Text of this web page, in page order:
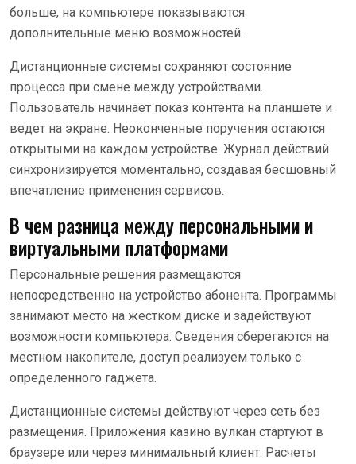
больше, на компьютере показываются
дополнительные меню возможностей.
Дистанционные системы сохраняют состояние
процесса при смене между устройствами.
Пользователь начинает показ контента на планшете и
ведет на экране. Неоконченные поручения остаются
открытыми на каждом устройстве. Журнал действий
синхронизируется моментально, создавая бесшовный
впечатление применения сервисов.
В чем разница между персональными и
виртуальными платформами
Персональные решения размещаются
непосредственно на устройство абонента. Программы
занимают место на жестком диске и задействуют
возможности компьютера. Сведения сберегаются на
местном накопителе, доступ реализуем только с
определенного гаджета.
Дистанционные системы действуют через сеть без
размещения. Приложения казино вулкан стартуют в
браузере или через минимальный клиент. Расчеты